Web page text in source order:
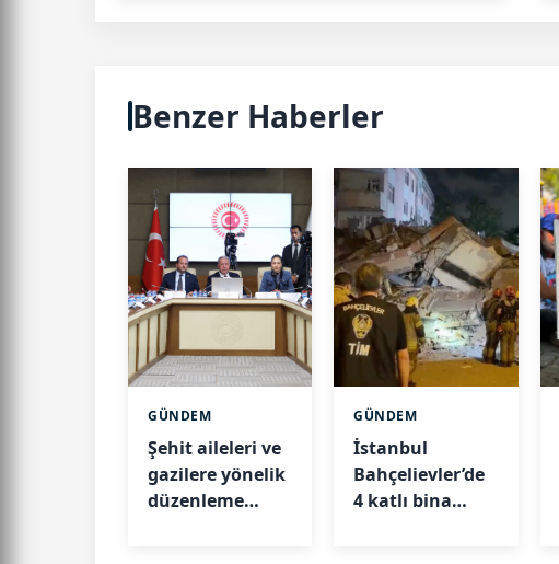
Benzer Haberler
GÜNDEM
Şehit aileleri ve
gazilere yönelik
düzenleme
GÜNDEM
İstanbul
Bahçelievler’de
4 katlı bina